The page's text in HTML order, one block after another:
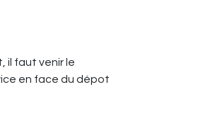
il faut venir le
en face du dépot